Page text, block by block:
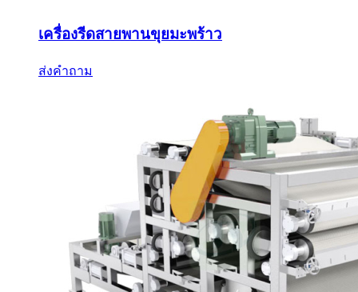
เครื่องรีดสายพานขุยมะพร้าว
ส่งคำถาม